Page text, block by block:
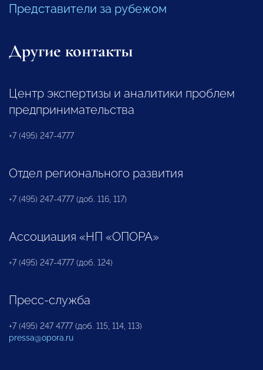
Представители за рубежом
Другие контакты
Центр экспертизы и аналитики проблем
предпринимательства
+7 (495) 247-4777
Отдел регионального развития
+7 (495) 247-4777 (доб. 116, 117)
Ассоциация «НП «ОПОРА»
+7 (495) 247-4777 (доб. 124)
Пресс-служба
+7 (495) 247 4777 (доб. 115, 114, 113)
pressa@opora.ru